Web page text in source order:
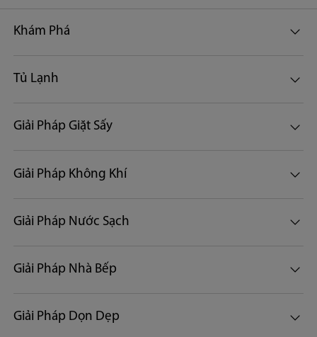
Khám Phá
Tủ Lạnh
Giải Pháp Giặt Sấy
Giải Pháp Không Khí
Giải Pháp Nước Sạch
Giải Pháp Nhà Bếp
Giải Pháp Dọn Dẹp